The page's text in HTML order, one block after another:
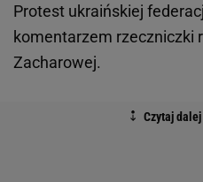
Protest ukraińskiej
komentarzem rzeczniczki
Zacharowej.